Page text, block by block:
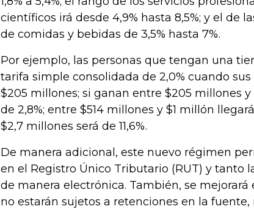
científicos irá desde 4,9% hasta 8,5%; y el de
de comidas y bebidas de 3,5% hasta 7%.
Por ejemplo, las personas que tengan una
tarifa simple consolidada de 2,0% cuando
$205 millones; si ganan entre $205 millones y
de 2,8%; entre $514 millones y $1 millón
$2,7 millones será de 11,6%.
De manera adicional, este nuevo régimen
en el Registro Único Tributario (RUT) y tanto
de manera electrónica. También, se
no estarán sujetos a retenciones en la